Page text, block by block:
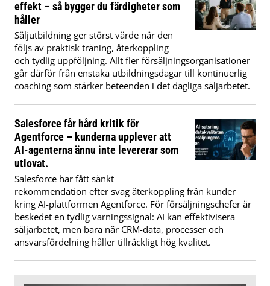
effekt – så bygger du färdigheter som
håller
Säljutbildning ger störst värde när den
följs av praktisk träning, återkoppling
och tydlig uppföljning. Allt fler försäljningsorganisationer
går därför från enstaka utbildningsdagar till kontinuerlig
coaching som stärker beteenden i det dagliga säljarbetet.
Salesforce får hård kritik för
Agentforce – kunderna upplever att
AI-agenterna ännu inte levererar som
utlovat.
Salesforce har fått sänkt
rekommendation efter svag återkoppling från kunder
kring AI-plattformen Agentforce. För försäljningschefer är
beskedet en tydlig varningssignal: AI kan effektivisera
säljarbetet, men bara när CRM-data, processer och
ansvarsfördelning håller tillräckligt hög kvalitet.